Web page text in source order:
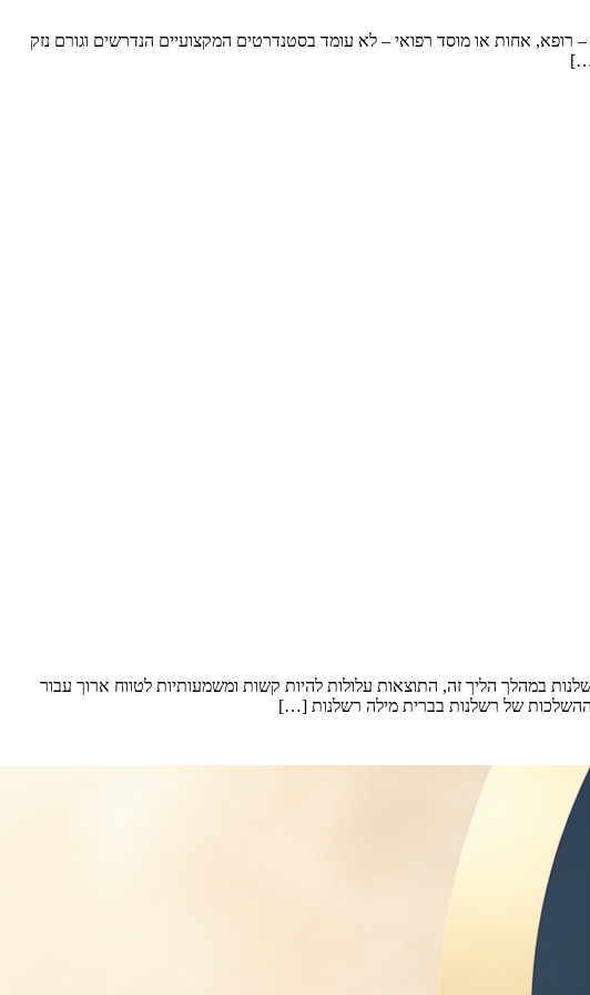
רופא, אחות או מוסד רפואי – לא עומד בסטנדרטים המקצועיים הנדרשים וגורם נזק
במהלך הליך זה, התוצאות עלולות להיות קשות ומשמעותיות לטווח ארוך עבור
ההשלכות של רשלנות בברית מילה רשלנות […]